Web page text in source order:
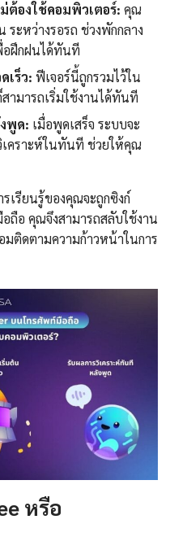
ต้องใช้คอมพิวเตอร์: คุณ
ระหว่างรอรถ ช่วงพักกลาง
ฝึกฝนได้ทันที
เร็ว: ฟีเจอร์นี้ถูกรวมไว้ใน
ามารถเริ่มใช้งานได้ทันที
พูด: เมื่อพูดเสร็จ ระบบจะ
คราะห์ในทันที ช่วยให้คุณ
รียนรู้ของคุณจะถูกซิงก์
ถือ คุณจึงสามารถสลับใช้งาน
ติดตามความก้าวหน้าในการ
หรือ